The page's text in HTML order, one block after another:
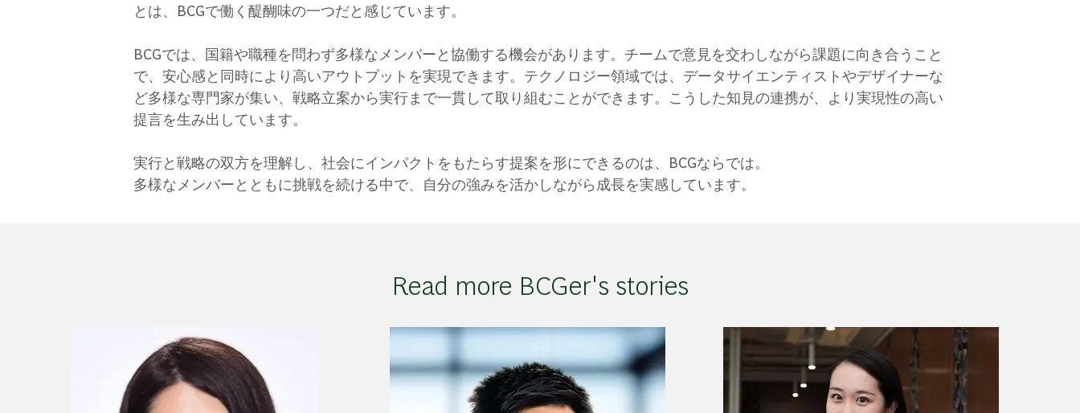
とは、BCGで働く醍醐味の一つだと感じています。
BCGでは、国籍や職種を問わず多様なメンバーと協働する機会があります。チームで意見を交わしながら課題に向き合うこと
で、安心感と同時により高いアウトプットを実現できます。テクノロジー領域では、データサイエンティストやデザイナーな
ど多様な専門家が集い、戦略立案から実行まで一貫して取り組むことができます。こうした知見の連携が、より実現性の高い
提言を生み出しています。
実行と戦略の双方を理解し、社会にインパクトをもたらす提案を形にできるのは、BCGならでは。
多様なメンバーとともに挑戦を続ける中で、自分の強みを活かしながら成長を実感しています。
Read more BCGer's stories